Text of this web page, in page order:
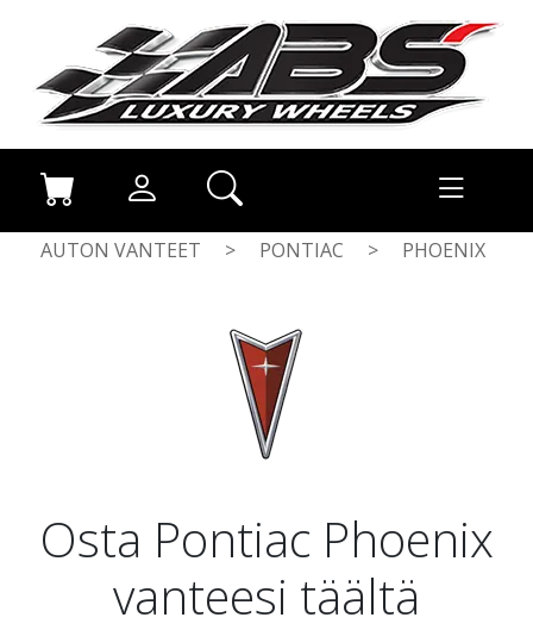
AUTON VANTEET > PONTIAC > PHOENIX
Osta Pontiac Phoenix
vanteesi täältä